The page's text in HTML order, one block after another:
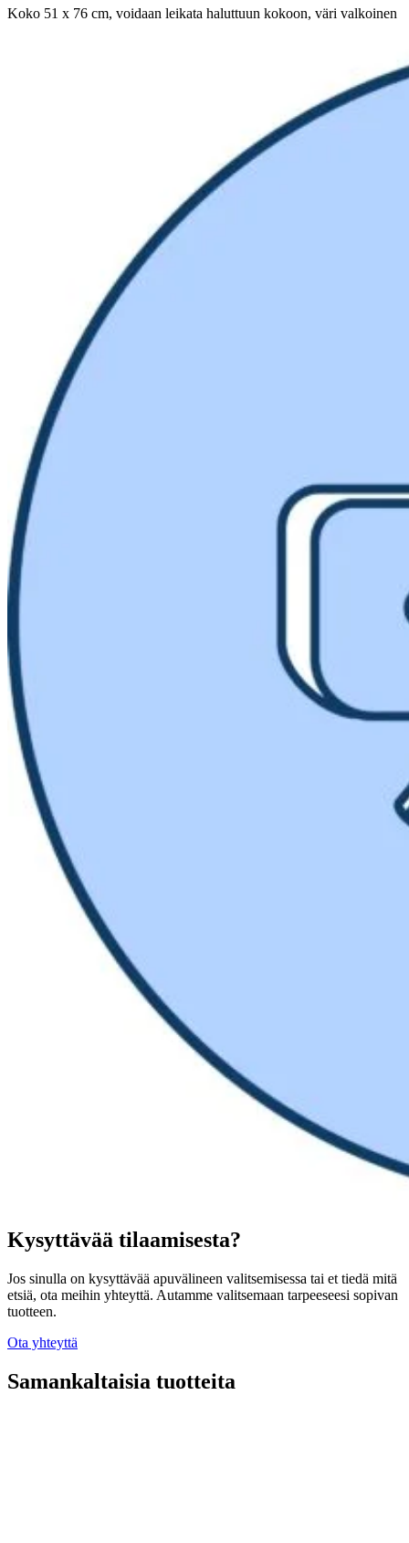
Koko 51 x 76 cm, voidaan leikata haluttuun kokoon, väri valkoinen
Kysyttävää tilaamisesta?
Jos sinulla on kysyttävää apuvälineen valitsemisessa tai et tiedä mitä
etsiä, ota meihin yhteyttä. Autamme valitsemaan tarpeeseesi sopivan
tuotteen.
Ota yhteyttä
Samankaltaisia tuotteita